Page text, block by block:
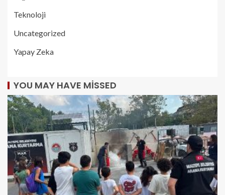
Teknoloji
Uncategorized
Yapay Zeka
YOU MAY HAVE MISSED